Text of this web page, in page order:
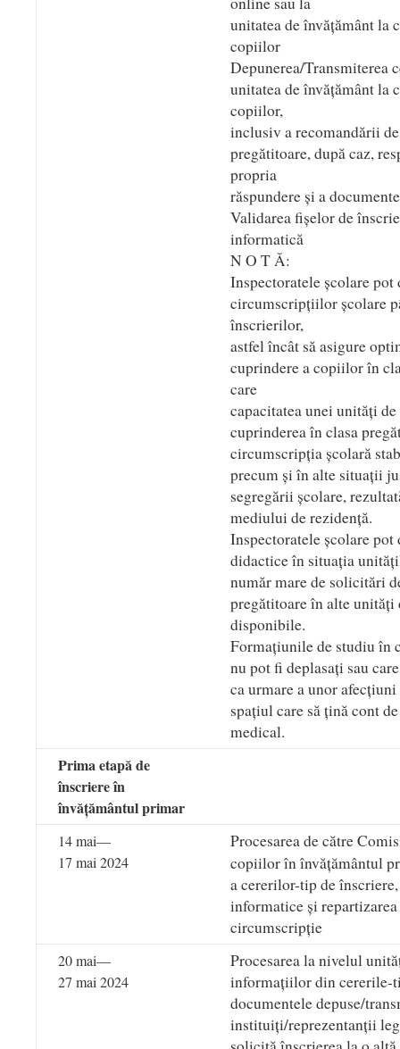
unitatea de învățământ la
copiilor
Depunerea/Transmiterea
unitatea de învățământ la
copiilor,
inclusiv a recomandării
pregătitoare, după caz,
propria
răspundere și a
Validarea fișelor de
informatică
N O T Ă:
Inspectoratele școlare
circumscripțiilor școlare
înscrierilor,
astfel încât să asigure
cuprindere a copiilor în
care
capacitatea unei unități
cuprinderea în clasa
circumscripția școlară
precum și în alte situații
segregării școlare,
mediului de rezidență.
Inspectoratele școlare
didactice în situația
număr mare de solicitări
pregătitoare în alte unități
disponibile.
Formațiunile de studiu în
nu pot fi deplasați sau
ca urmare a unor
spațiul care să țină cont
medical.
Prima etapă de
înscriere în
învățământul primar
14 mai—
17 mai 2024
Procesarea de către
copiilor în învățământul
a cererilor-tip de
informatice și
circumscripție
20 mai—
27 mai 2024
Procesarea la nivelul
informațiilor din cererile-
documentele depuse/
instituiți/reprezentanții